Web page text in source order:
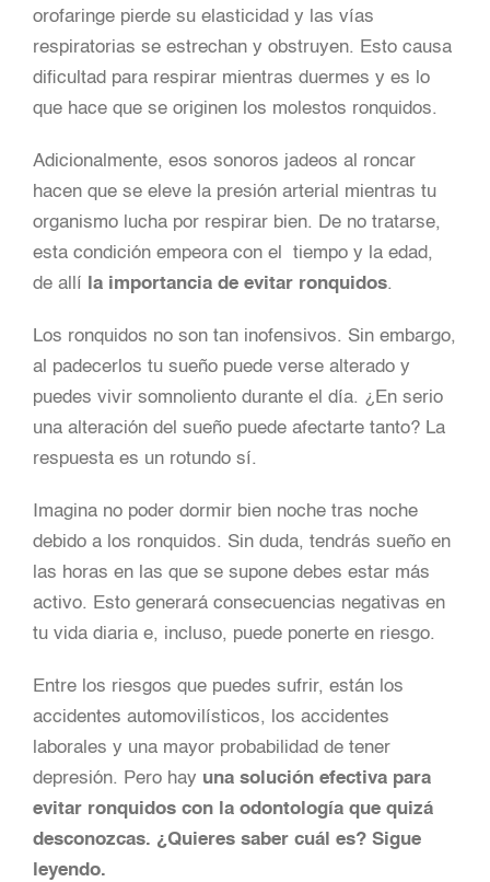
orofaringe pierde su elasticidad y las vías
respiratorias se estrechan y obstruyen. Esto causa
dificultad para respirar mientras duermes y es lo
que hace que se originen los molestos ronquidos.
Adicionalmente, esos sonoros jadeos al roncar
hacen que se eleve la presión arterial mientras tu
organismo lucha por respirar bien. De no tratarse,
esta condición empeora con el tiempo y la edad,
de allí
la importancia de evitar ronquidos.
Los ronquidos no son tan inofensivos. Sin embargo,
al padecerlos tu sueño puede verse alterado y
puedes vivir somnoliento durante el día. ¿En serio
una alteración del sueño puede afectarte tanto? La
respuesta es un rotundo sí.
Imagina no poder dormir bien noche tras noche
debido a los ronquidos. Sin duda, tendrás sueño en
las horas en las que se supone debes estar más
activo. Esto generará consecuencias negativas en
tu vida diaria e, incluso, puede ponerte en riesgo.
Entre los riesgos que puedes sufrir, están los
accidentes automovilísticos, los accidentes
laborales y una mayor probabilidad de tener
depresión. Pero hay una solución efectiva para
evitar ronquidos con la odontología que quizá
desconozcas. ¿Quieres saber cuál es? Sigue
leyendo.